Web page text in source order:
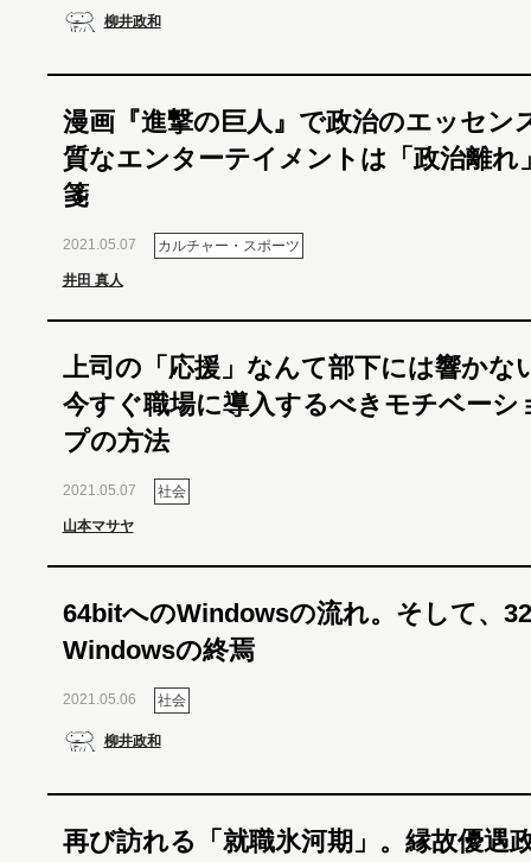
柳井政和
漫画『進撃の巨人』で政治のエッセン
質なエンターテイメントは「政治離れ
箋
2021.05.07 カルチャー・スポーツ
井田 真人
上司の「応援」なんて部下には響か
今すぐ職場に導入するべきモチベーシ
プの方法
2021.05.07 社会
山本マサヤ
64bitへのWindowsの流れ。そして、
Windowsの終焉
2021.05.06 社会
柳井政和
再び訪れる「就職氷河期」。縁故優遇